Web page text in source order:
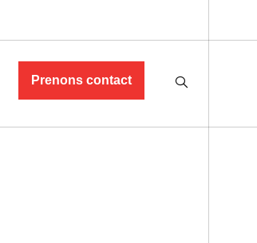
Prenons contact